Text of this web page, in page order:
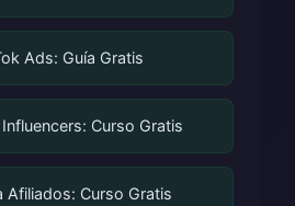
Ads: Guía Gratis
Curso Gratis
Afiliados: Curso Gratis